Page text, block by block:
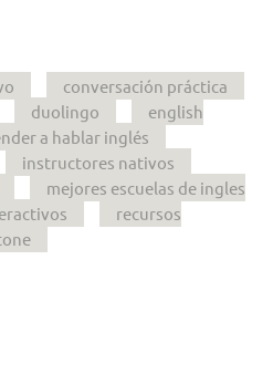
conversación práctica
duolingo
english
a hablar inglés
instructores nativos
mejores escuelas de ingles
recursos